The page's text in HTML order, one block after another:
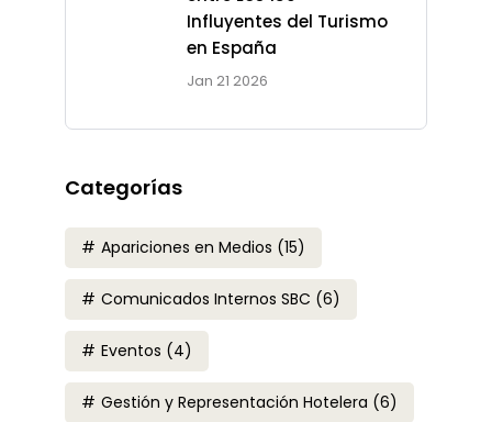
Influyentes del Turismo
en España
Jan 21 2026
Categorías
Apariciones en Medios (15)
Comunicados Internos SBC (6)
Eventos (4)
Gestión y Representación Hotelera (6)